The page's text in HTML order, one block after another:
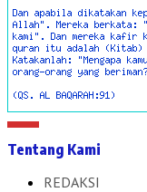
Tentang Kami
REDAKSI